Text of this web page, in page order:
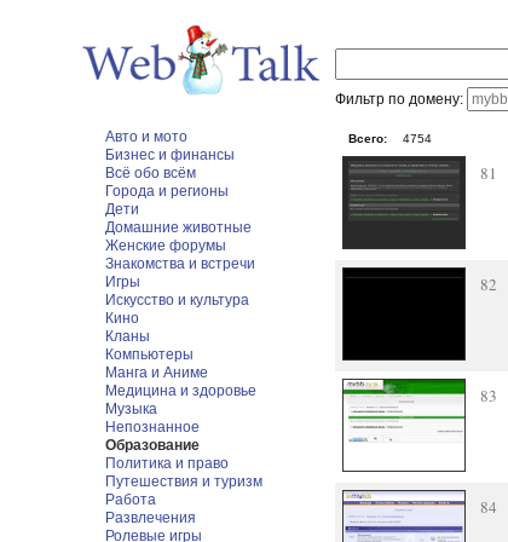
Фильтр по домену:
Авто и мото
Бизнес и финансы
Всё обо всём
Города и регионы
Дети
Домашние животные
Женские форумы
Знакомства и встречи
Игры
Искусство и культура
Кино
Кланы
Компьютеры
Манга и Аниме
Медицина и здоровье
Музыка
Непознанное
Образование
Политика и право
Путешествия и туризм
Работа
Развлечения
Ролевые игры
Всего: 4754
81
82
83
84